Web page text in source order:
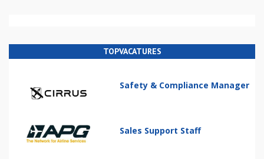
TOPVACATURES
Safety & Compliance Manager
Sales Support Staff